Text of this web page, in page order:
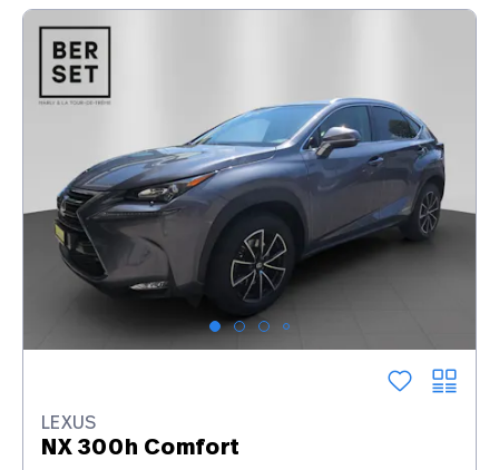
LEXUS
NX 300h Comfort